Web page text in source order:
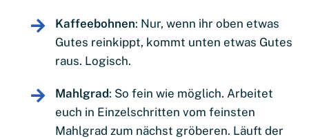
Kaffeebohnen: Nur, wenn ihr oben etwas
Gutes reinkippt, kommt unten etwas Gutes
raus. Logisch.
Mahlgrad: So fein wie möglich. Arbeitet
euch in Einzelschritten vom feinsten
Mahlgrad zum nächst gröberen. Läuft der